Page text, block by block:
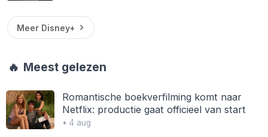
Meer Disney+
🔥 Meest gelezen
Romantische boekverfilming komt naar
Netflix: productie gaat officieel van start
• 4 aug